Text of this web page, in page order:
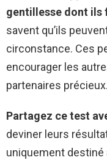
gentillesse dont ils
savent qu’ils
circonstance. Ces
encourager les
partenaires précieux.
Partagez ce test
deviner leurs
uniquement destiné